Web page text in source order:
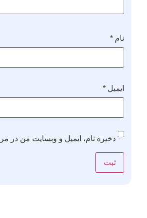
نام *
ایمیل *
ذخیره نام، ایمیل و وبسایت من در